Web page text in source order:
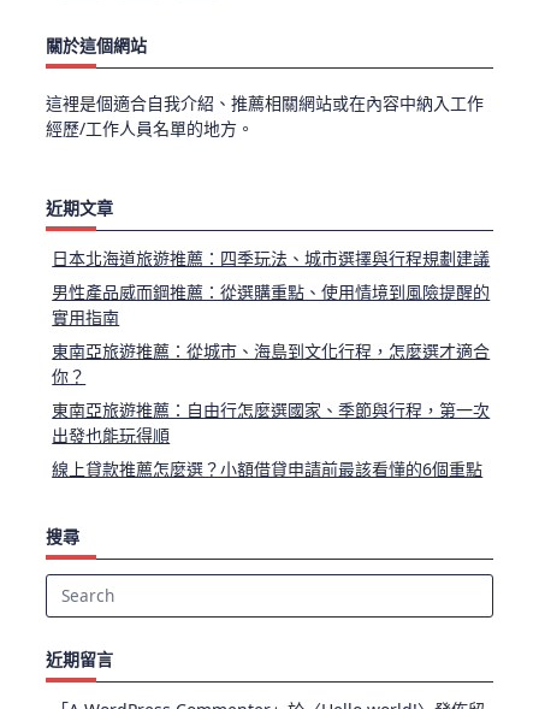
關於這個網站
這裡是個適合自我介紹、推薦相關網站或在內容中納入工作
經歷/工作人員名單的地方。
近期文章
日本北海道旅遊推薦：四季玩法、城市選擇與行程規劃建議
男性產品威而鋼推薦：從選購重點、使用情境到風險提醒的
實用指南
東南亞旅遊推薦：從城市、海島到文化行程，怎麼選才適合
你？
東南亞旅遊推薦：自由行怎麼選國家、季節與行程，第一次
出發也能玩得順
線上貸款推薦怎麼選？小額借貸申請前最該看懂的6個重點
搜尋
Search
近期留言